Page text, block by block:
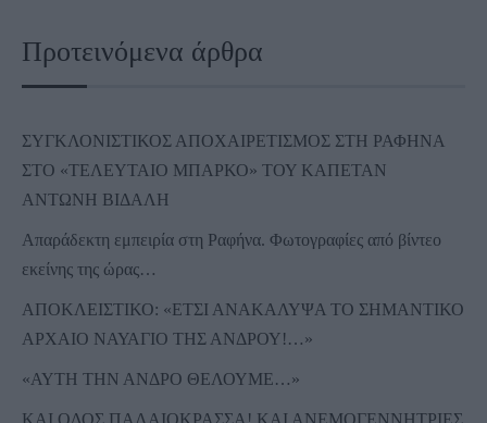
Προτεινόμενα άρθρα
ΣΥΓΚΛΟΝΙΣΤΙΚΟΣ ΑΠΟΧΑΙΡΕΤΙΣΜΟΣ ΣΤΗ ΡΑΦΗΝΑ
ΣΤΟ «ΤΕΛΕΥΤΑΙΟ ΜΠΑΡΚΟ» ΤΟΥ ΚΑΠΕΤΑΝ
ΑΝΤΩΝΗ ΒΙΔΑΛΗ
Απαράδεκτη εμπειρία στη Ραφήνα. Φωτογραφίες από βίντεο
εκείνης της ώρας…
ΑΠΟΚΛΕΙΣΤΙΚΟ: «ΕΤΣΙ ΑΝΑΚΑΛΥΨΑ ΤΟ ΣΗΜΑΝΤΙΚΟ
ΑΡΧΑΙΟ ΝΑΥΑΓΙΟ ΤΗΣ ΑΝΔΡΟΥ!…»
«ΑΥΤΗ ΤΗΝ ΑΝΔΡΟ ΘΕΛΟΥΜΕ…»